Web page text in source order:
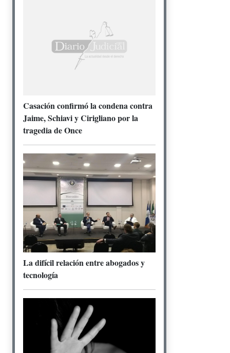
Casación confirmó la condena contra
Jaime, Schiavi y Cirigliano por la
tragedia de Once
La difícil relación entre abogados y
tecnología